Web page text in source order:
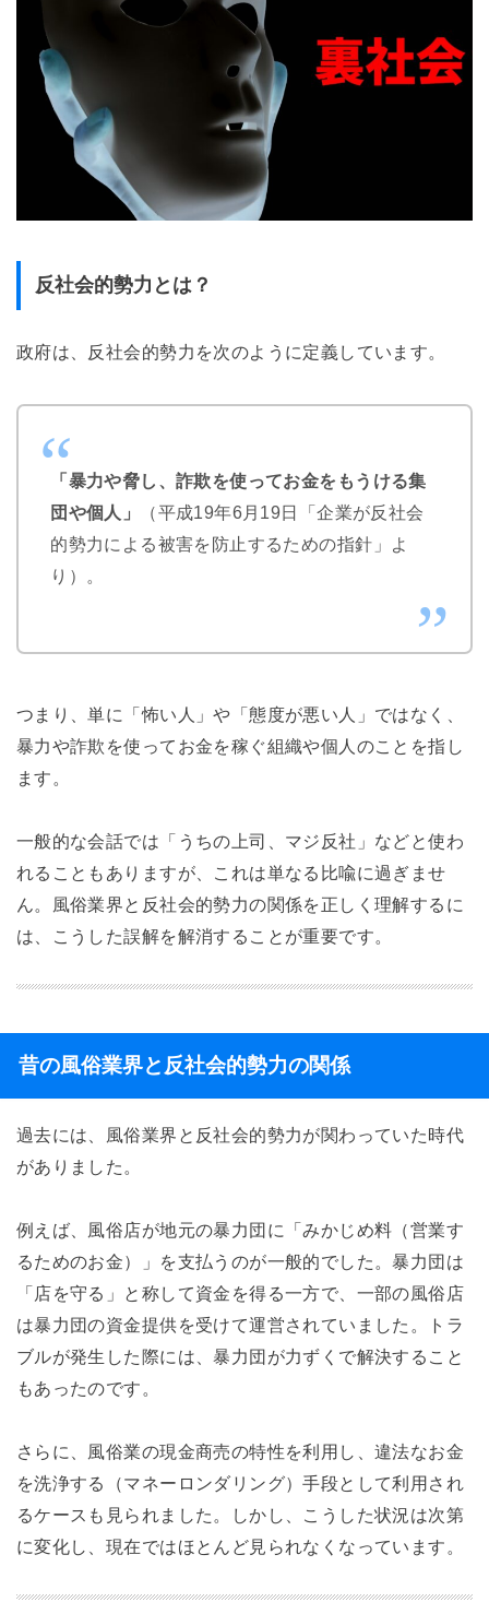
反社会的勢力とは？
政府は、反社会的勢力を次のように定義しています。
「暴力や脅し、詐欺を使ってお金をもうける集
団や個人」
（平成19年6月19日「企業が反社会
的勢力による被害を防止するための指針」よ
り）。
つまり、単に「怖い人」や「態度が悪い人」ではなく、
暴力や詐欺を使ってお金を稼ぐ組織や個人のことを指し
ます。
一般的な会話では「うちの上司、マジ反社」などと使わ
れることもありますが、これは単なる比喩に過ぎませ
ん。風俗業界と反社会的勢力の関係を正しく理解するに
は、こうした誤解を解消することが重要です。
昔の風俗業界と反社会的勢力の関係
過去には、風俗業界と反社会的勢力が関わっていた時代
がありました。
例えば、風俗店が地元の暴力団に「みかじめ料（営業す
るためのお金）」を支払うのが一般的でした。暴力団は
「店を守る」と称して資金を得る一方で、一部の風俗店
は暴力団の資金提供を受けて運営されていました。トラ
ブルが発生した際には、暴力団が力ずくで解決すること
もあったのです。
さらに、風俗業の現金商売の特性を利用し、違法なお金
を洗浄する（マネーロンダリング）手段として利用され
るケースも見られました。しかし、こうした状況は次第
に変化し、現在ではほとんど見られなくなっています。